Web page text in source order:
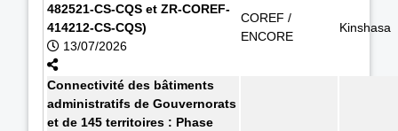
482521-CS-CQS et ZR-COREF-
414212-CS-CQS)
13/07/2026
COREF /
ENCORE
Kinshasa
Connectivité des bâtiments
administratifs de Gouvernorats
et de 145 territoires : Phase